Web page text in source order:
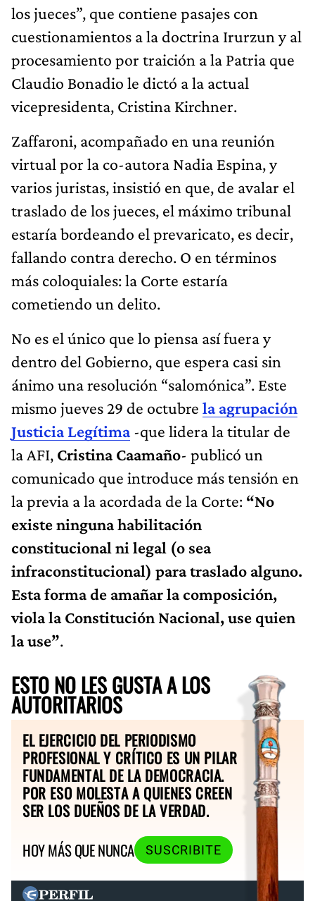
los jueces”, que contiene pasajes con
cuestionamientos a la doctrina Irurzun y al
procesamiento por traición a la Patria que
Claudio Bonadio le dictó a la actual
vicepresidenta, Cristina Kirchner.
Zaffaroni, acompañado en una reunión
virtual por la co-autora Nadia Espina, y
varios juristas, insistió en que, de avalar el
traslado de los jueces, el máximo tribunal
estaría bordeando el prevaricato, es decir,
fallando contra derecho. O en términos
más coloquiales: la Corte estaría
cometiendo un delito.
No es el único que lo piensa así fuera y
dentro del Gobierno, que espera casi sin
ánimo una resolución “salomónica”. Este
mismo jueves 29 de octubre la agrupación
Justicia Legítima-que lidera la titular de
la AFI, Cristina Caamaño- publicó un
comunicado que introduce más tensión en
la previa a la acordada de la Corte: “No
existe ninguna habilitación
constitucional ni legal (o sea
infraconstitucional) para traslado alguno.
Esta forma de amañar la composición,
viola la Constitución Nacional, use quien
la use”.
ESTO NO LES GUSTA A LOS
AUTORITARIOS
EL EJERCICIO DEL PERIODISMO
PROFESIONAL Y CRÍTICO ES UN PILAR
FUNDAMENTAL DE LA DEMOCRACIA.
POR ESO MOLESTA A QUIENES CREEN
SER LOS DUEÑOS DE LA VERDAD.
HOY MÁS QUE NUNCA
SUSCRIBITE